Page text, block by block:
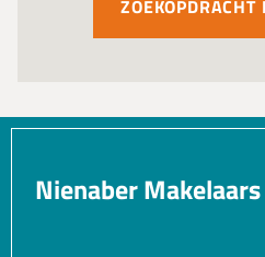
ZOEKOPDRACHT
Nienaber Makelaars